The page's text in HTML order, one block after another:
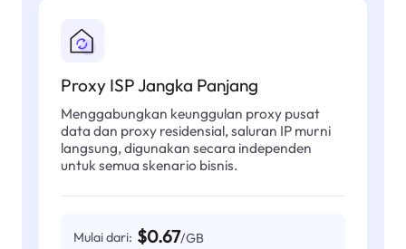
Proxy ISP Jangka Panjang
Menggabungkan keunggulan proxy pusat
data dan proxy residensial, saluran IP murni
langsung, digunakan secara independen
untuk semua skenario bisnis.
Mulai dari: $0.67/GB